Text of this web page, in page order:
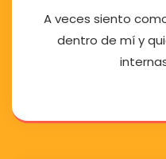
A veces siento
dentro de mí y